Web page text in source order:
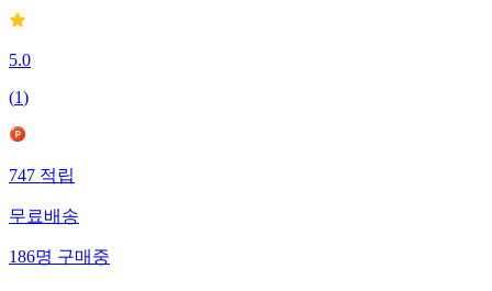
5.0
(1)
747적립
무료배송
186명구매중